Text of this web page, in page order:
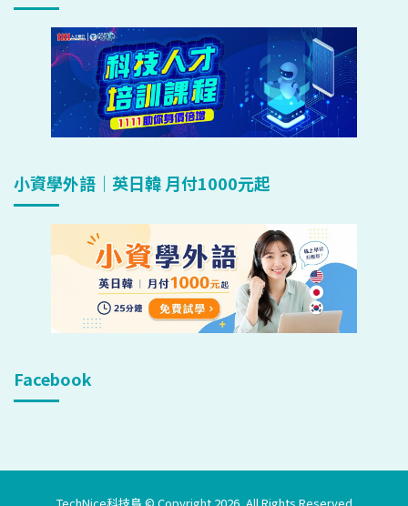
小資學外語｜英日韓 月付1000元起
Facebook